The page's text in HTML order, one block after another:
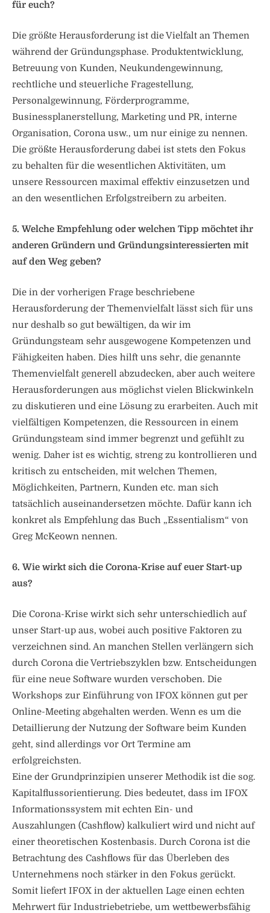
für euch?
Die größte Herausforderung ist die Vielfalt an Themen
während der Gründungsphase. Produktentwicklung,
Betreuung von Kunden, Neukundengewinnung,
rechtliche und steuerliche Fragestellung,
Personalgewinnung, Förderprogramme,
Businessplanerstellung, Marketing und PR, interne
Organisation, Corona usw., um nur einige zu nennen.
Die größte Herausforderung dabei ist stets den Fokus
zu behalten für die wesentlichen Aktivitäten, um
unsere Ressourcen maximal effektiv einzusetzen und
an den wesentlichen Erfolgstreibern zu arbeiten.
5. Welche Empfehlung oder welchen Tipp möchtet ihr
anderen Gründern und Gründungsinteressierten mit
auf den Weg geben?
Die in der vorherigen Frage beschriebene
Herausforderung der Themenvielfalt lässt sich für uns
nur deshalb so gut bewältigen, da wir im
Gründungsteam sehr ausgewogene Kompetenzen und
Fähigkeiten haben. Dies hilft uns sehr, die genannte
Themenvielfalt generell abzudecken, aber auch weitere
Herausforderungen aus möglichst vielen Blickwinkeln
zu diskutieren und eine Lösung zu erarbeiten. Auch mit
vielfältigen Kompetenzen, die Ressourcen in einem
Gründungsteam sind immer begrenzt und gefühlt zu
wenig. Daher ist es wichtig, streng zu kontrollieren und
kritisch zu entscheiden, mit welchen Themen,
Möglichkeiten, Partnern, Kunden etc. man sich
tatsächlich auseinandersetzen möchte. Dafür kann ich
konkret als Empfehlung das Buch „Essentialism“ von
Greg McKeown nennen.
6. Wie wirkt sich die Corona-Krise auf euer Start-up
aus?
Die Corona-Krise wirkt sich sehr unterschiedlich auf
unser Start-up aus, wobei auch positive Faktoren zu
verzeichnen sind. An manchen Stellen verlängern sich
durch Corona die Vertriebszyklen bzw. Entscheidungen
für eine neue Software wurden verschoben. Die
Workshops zur Einführung von IFOX können gut per
Online-Meeting abgehalten werden. Wenn es um die
Detaillierung der Nutzung der Software beim Kunden
geht, sind allerdings vor Ort Termine am
erfolgreichsten.
Eine der Grundprinzipien unserer Methodik ist die sog.
Kapitalflussorientierung. Dies bedeutet, dass im IFOX
Informationssystem mit echten Ein- und
Auszahlungen (Cashflow) kalkuliert wird und nicht auf
einer theoretischen Kostenbasis. Durch Corona ist die
Betrachtung des Cashflows für das Überleben des
Unternehmens noch stärker in den Fokus gerückt.
Somit liefert IFOX in der aktuellen Lage einen echten
Mehrwert für Industriebetriebe, um wettbewerbsfähig